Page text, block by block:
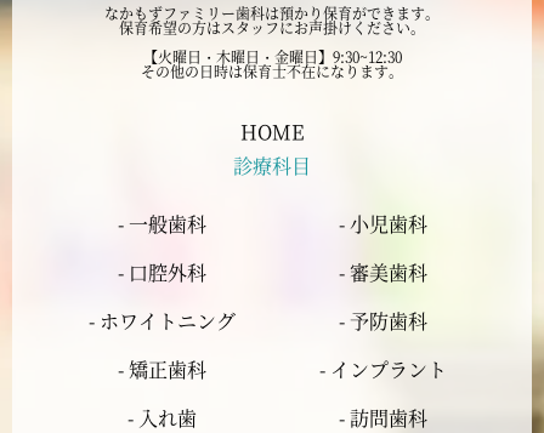
2024年7月
2024年5月
2024年2月
なかもずファミリー歯科は預かり保育ができます。
保育希望の方はスタッフにお声掛けください。
【火曜日・木曜日・金曜日】9:30~12:30
その他の日時は保育士不在になります。
HOME
診療科目
- 一般歯科
- 小児歯科
- 口腔外科
- 審美歯科
- ホワイトニング
- 予防歯科
- 矯正歯科
- インプラント
- 入れ歯
- 訪問歯科